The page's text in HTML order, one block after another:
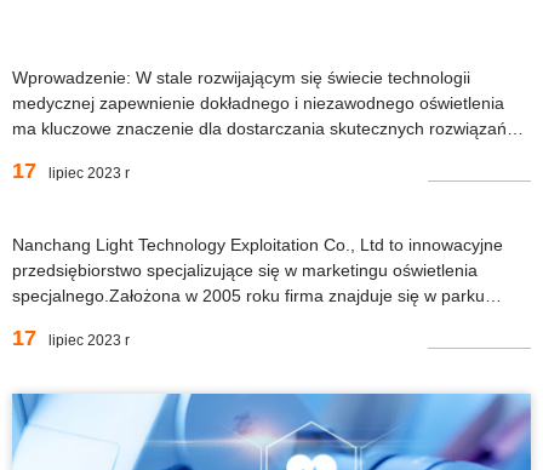
Wprowadzenie: W stale rozwijającym się świecie technologii
medycznej zapewnienie dokładnego i niezawodnego oświetlenia
ma kluczowe znaczenie dla dostarczania skutecznych rozwiązań
w profesjonalnej produkcji i sprzedaży cebulek medycznych.Z
17 lipiec 2023 r
Nanchang Light Technology Exploitation Co., Ltd to innowacyjne
przedsiębiorstwo specjalizujące się w marketingu oświetlenia
specjalnego.Założona w 2005 roku firma znajduje się w parku
Chinach.Dzięki ponad 17-letniemu doświadczeniu w branży
17 lipiec 2023 r